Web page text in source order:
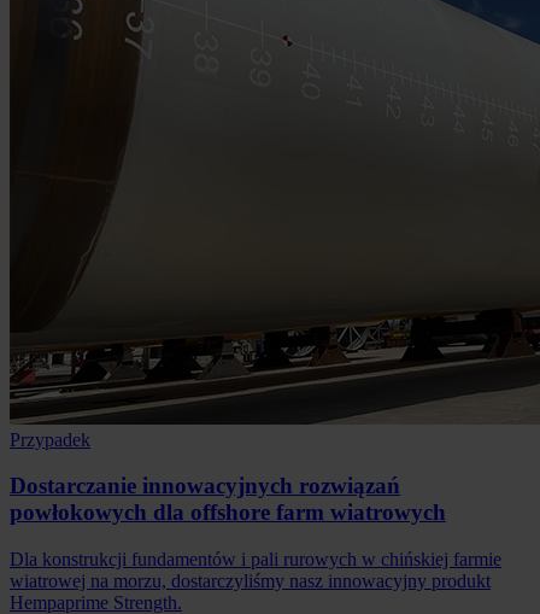
Przypadek
Dostarczanie innowacyjnych rozwiązań
powłokowych dla offshore farm wiatrowych
Dla konstrukcji fundamentów i pali rurowych w chińskiej farmie
wiatrowej na morzu, dostarczyliśmy nasz innowacyjny produkt
Hempaprime Strength.